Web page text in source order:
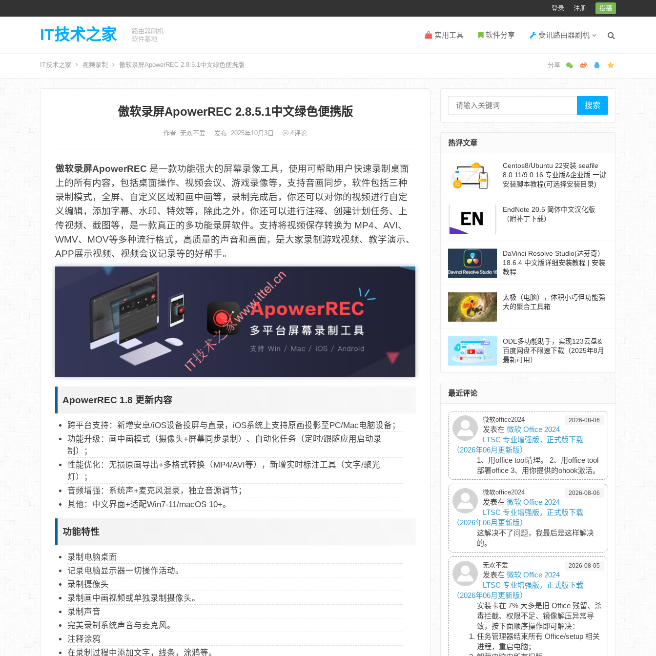
登录 注册 投稿
IT技术之家
路由器刷机
软件基地
实用工具 软件分享 斐讯路由器刷机
IT技术之家 视频录制 傲软录屏ApowerREC 2.8.5.1中文绿色便携版
傲软录屏ApowerREC 2.8.5.1中文绿色便携版
作者: 无欢不爱 发布: 2025年10月3日 4评论
傲软录屏ApowerREC 是一款功能强大的屏幕录像工具，使用可帮助用户快速录制桌面
上的所有内容，包括桌面操作、视频会议、游戏录像等，支持音画同步，软件包括三种
录制模式，全屏、自定义区域和画中画等，录制完成后，你还可以对你的视频进行自定
义编辑，添加字幕、水印、特效等，除此之外，你还可以进行注释、创建计划任务、上
传视频、截图等，是一款真正的多功能录屏软件。支持将视频保存转换为 MP4、AVI、
WMV、MOV等多种流行格式，高质量的声音和画面，是大家录制游戏视频、教学演示、
APP展示视频、视频会议记录等的好帮手。
ApowerREC 1.8 更新内容
跨平台支持：新增安卓/iOS设备投屏与直录，iOS系统上支持原画投影至PC/Mac电脑设备；
功能升级：画中画模式（摄像头+屏幕同步录制）、自动化任务（定时/跟随应用启动录
制）；
性能优化：无损原画导出+多格式转换（MP4/AVI等），新增实时标注工具（文字/聚光
灯）；
音频增强：系统声+麦克风混录，独立音源调节；
其他：中文界面+适配Win7-11/macOS 10+。
功能特性
录制电脑桌面
记录电脑显示器一切操作活动。
录制摄像头
录制画中画视频或单独录制摄像头。
录制声音
完美录制系统声音与麦克风。
注释涂鸦
在录制过程中添加文字，线条，涂鸦等。
搜索
热评文章
Centos8/Ubuntu 22安装 seafile
8.0.11/9.0.16 专业版&企业版 一键
安装脚本教程(可选择安装目录)
EndNote 20.5 简体中文汉化版
（附补丁下载）
DaVinci Resolve Studio(达芬奇）
18.6.4 中文版详细安装教程 | 安装
教程
太极（电脑），体积小巧但功能强
大的聚合工具箱
ODE多功能助手，实现123云盘&
百度网盘不限速下载（2025年8月
最新可用）
最近评论
微软office2024 2026-08-06
发表在 微软 Office 2024
LTSC 专业增强版，正式版下载
（2026年06月更新版）
1、用office tool清理。 2、用office tool
部署office 3、用你提供的ohook激活。
微软office2024 2026-08-06
发表在 微软 Office 2024
LTSC 专业增强版，正式版下载
（2026年06月更新版）
这解决不了问题，我最后是这样解决
的。
无欢不爱 2026-08-05
发表在 微软 Office 2024
LTSC 专业增强版，正式版下载
（2026年06月更新版）
安装卡在 7% 大多是旧 Office 残留、杀
毒拦截、权限不足、镜像解压异常导
致，按下面顺序操作即可解决：
任务管理器结束所有 Office/setup 相关
进程，重启电脑；